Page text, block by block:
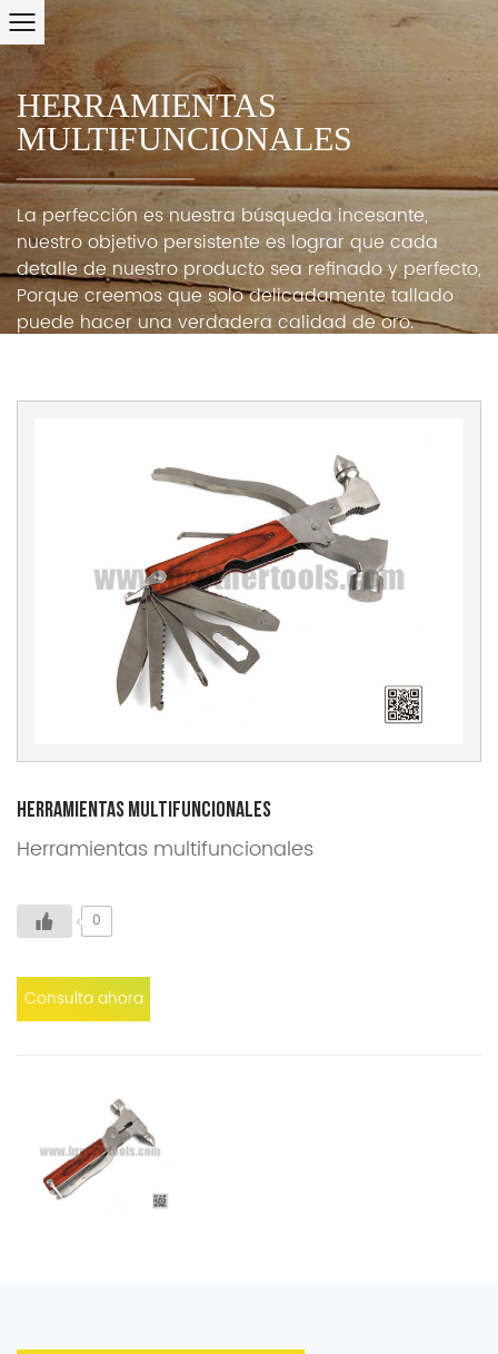
HERRAMIENTAS
MULTIFUNCIONALES
La perfección es nuestra búsqueda incesante,
nuestro objetivo persistente es lograr que cada
detalle de nuestro producto sea refinado y perfecto,
Porque creemos que solo delicadamente tallado
puede hacer una verdadera calidad de oro.
Herramientas multifuncionales
Herramientas multifuncionales
0
Consulta ahora